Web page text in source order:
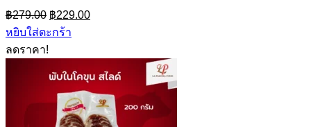
฿279.00 Original
price
was:
฿229.00Current
price
หยิบใส่ตะกร้า
ลดราคา!